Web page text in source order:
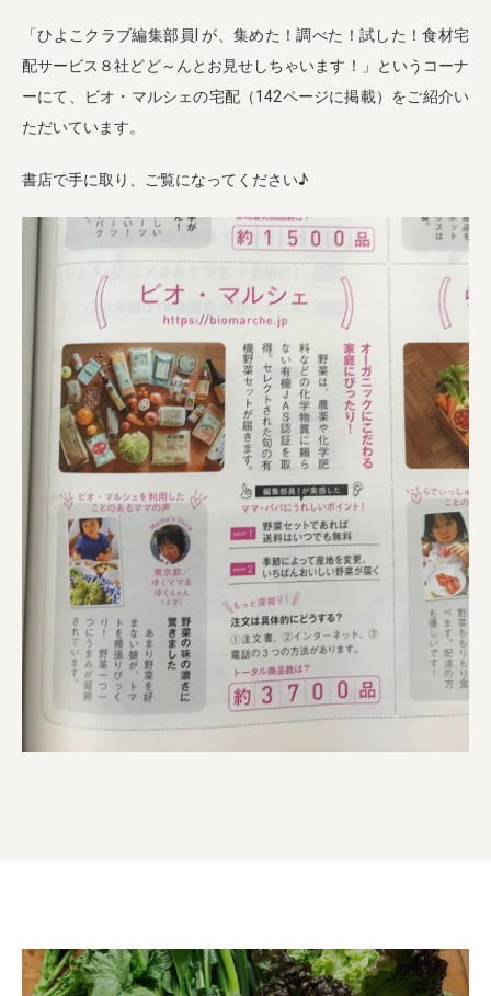
「ひよこクラブ編集部員I が、集めた！調べた！試した！食材宅
配サービス８社どど～んとお見せしちゃいます！」というコーナ
ーにて、ビオ・マルシェの宅配（142ページに掲載）をご紹介い
ただいています。
書店で手に取り、ご覧になってください♪